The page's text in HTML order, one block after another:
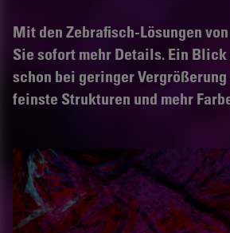
Mit den Zebrafisch-Lösungen
Sie sofort mehr Details. Ein Blick
schon bei geringer
feinste Strukturen und mehr